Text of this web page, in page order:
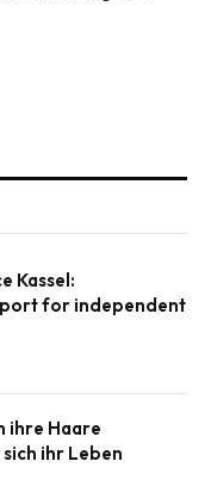
Kassel:
for independent
ihre Haare
ihr Leben